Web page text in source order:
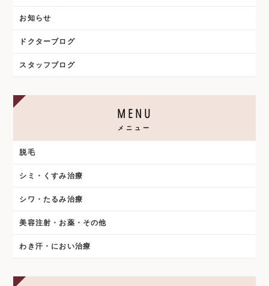
お知らせ
ドクターブログ
スタッフブログ
MENU
メニュー
脱毛
シミ・くすみ治療
シワ・たるみ治療
美容注射・お薬・その他
わき汗・におい治療